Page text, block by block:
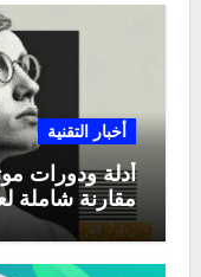
أخبار التقنية
أدلة ودورات
مقارنة شاملة لعام